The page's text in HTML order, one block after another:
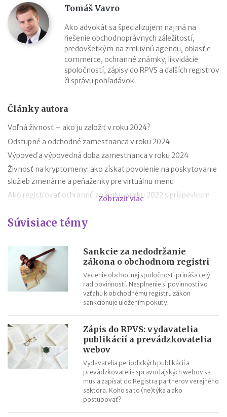
Tomáš Vavro
Ako advokát sa špecializujem najmä na
riešenie obchodnoprávnych záležitostí,
predovšetkým na zmluvnú agendu, oblasť e-
commerce, ochranné známky, likvidácie
spoločností, zápisy do RPVS a ďalších registrov
či správu pohľadávok.
Články autora
Voľná živnosť – ako ju založiť v roku 2024?
Odstupné a odchodné zamestnanca v roku 2024
Výpoveď a výpovedná doba zamestnanca v roku 2024
Živnosť na kryptomeny: ako získať povolenie na poskytovanie
služieb zmenárne a peňaženky pre virtuálnu menu
Ako registrovať ochrannú známku v roku 2022 s príspevkom
Ako registrovať ochrannú známku v roku 2021 s príspevkom od
Výmaz organizačných zložiek, ktoré do 30. 9. 2021 nepotvrdia
svoje údaje v obchodnom registri
Povinný zápis rodného čísla a čísla občianskeho do obchodného
registra do 30.9.2021
Odmena likvidátora spoločnosti od 1.10.2020
treba stihnúť?
Zobraziť viac
Súvisiace témy
Sankcie za nedodržanie
zákona o obchodnom registri
Vedenie obchodnej spoločnosti prináša celý
rad povinností. Nesplnenie si povinností vo
vzťahu k obchodnému registru zákon
sankcionuje uložením pokuty.
Zápis do RPVS: vydavatelia
publikácií a prevádzkovatelia
webov
Vydavatelia periodických publikácií a
prevádzkovatelia spravodajských webov sa
musia zapísať do Registra partnerov verejného
sektora. Koho sa to (ne)týka a ako
postupovať?